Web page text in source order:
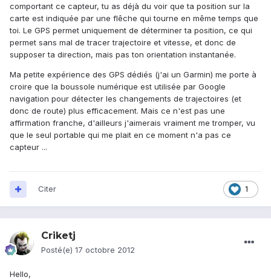
comportant ce capteur, tu as déjà du voir que ta position sur la
carte est indiquée par une flêche qui tourne en même temps que
toi. Le GPS permet uniquement de déterminer ta position, ce qui
permet sans mal de tracer trajectoire et vitesse, et donc de
supposer ta direction, mais pas ton orientation instantanée.
Ma petite expérience des GPS dédiés (j'ai un Garmin) me porte à
croire que la boussole numérique est utilisée par Google
navigation pour détecter les changements de trajectoires (et
donc de route) plus efficacement. Mais ce n'est pas une
affirmation franche, d'ailleurs j'aimerais vraiment me tromper, vu
que le seul portable qui me plait en ce moment n'a pas ce
capteur ...
1
Citer
Criketj
Posté(e) 17 octobre 2012
Hello,